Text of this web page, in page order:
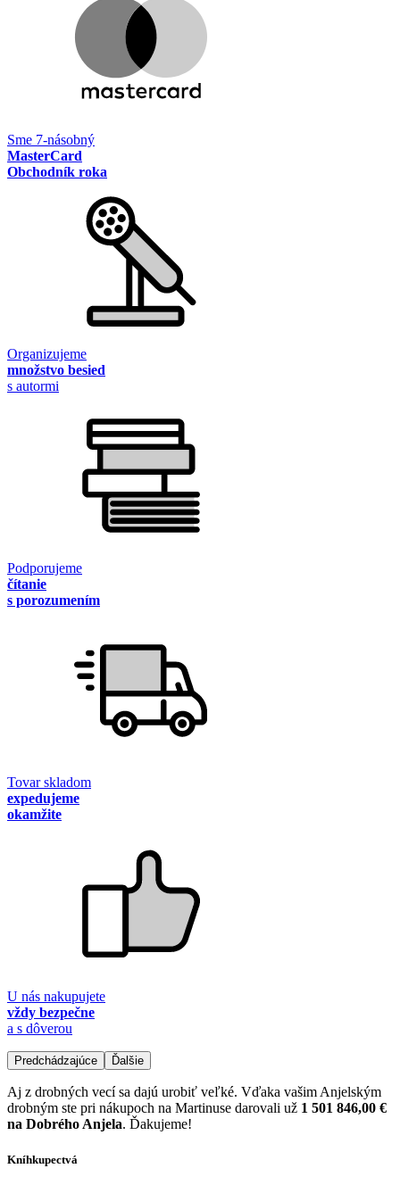
Sme 7-násobný
MasterCard
Obchodník roka
Organizujeme
množstvo besied
s autormi
Podporujeme
čítanie
s porozumením
Tovar skladom
expedujeme
okamžite
U nás nakupujete
vždy bezpečne
a s dôverou
Predchádzajúce Ďalšie
Aj z drobných vecí sa dajú urobiť veľké. Vďaka vašim Anjelským
drobným ste pri nákupoch na Martinuse darovali už 1 501 846,00 €
na Dobrého Anjela. Ďakujeme!
Kníhkupectvá